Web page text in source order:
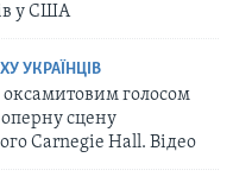
у США
УКРАЇНЦІВ
оксамитовим голосом
сцену
Carnegie Hall. Відео